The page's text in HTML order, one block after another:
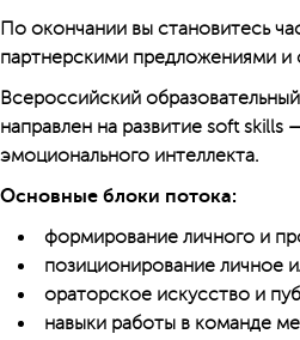
По окончании вы становитесь
партнерскими предложениями и
Всероссийский
направлен на развитие soft
эмоционального интеллекта.
Основные блоки потока:
формирование личного и
позиционирование личное
ораторское искусство и
навыки работы в команде